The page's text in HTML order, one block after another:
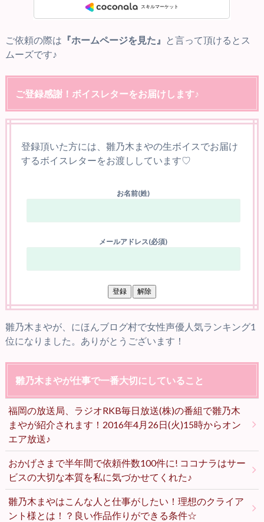
ご依頼の際は 『ホームページを見た』
と言って頂けるとス
ムーズです♪
ご登録感謝！ボイスレターをお届けします♪
登録頂いた方には、雛乃木まやの生ボイスでお届け
するボイスレターをお渡ししています♡
お名前(姓)
メールアドレス(必須)
雛乃木まやが、にほんブログ村で女性声優人気ランキング1
位になりました。ありがとうございます！
雛乃木まやが仕事で一番大切にしていること
福岡の放送局、ラジオRKB毎日放送(株)の番組で雛乃木
まやが紹介されます！2016年4月26日(火)15時からオン
エア放送♪
おかげさまで半年間で依頼件数100件に! ココナラはサー
ビスの大切な本質を私に気づかせてくれた♪
雛乃木まやはこんな人と仕事がしたい！理想のクライア
ント様とは！？良い作品作りができる条件☆